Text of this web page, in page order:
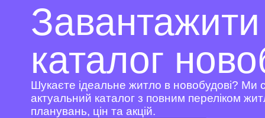
Завантажити
каталог
Шукаєте ідеальне житло в новобудові? Ми
актуальний каталог з повним переліком
планувань, цін та акцій.